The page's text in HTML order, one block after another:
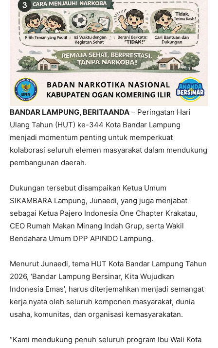
BANDAR LAMPUNG, BERITAANDA – Peringatan Hari
Ulang Tahun (HUT) ke-344 Kota Bandar Lampung
menjadi momentum penting untuk memperkuat
kolaborasi seluruh elemen masyarakat dalam mendukung
pembangunan daerah.
Dukungan tersebut disampaikan Ketua Umum
SIKAMBARA Lampung, Junaedi, yang juga menjabat
sebagai Ketua Pajero Indonesia One Chapter Krakatau,
CEO Rumah Makan Minang Indah Grup, serta Wakil
Bendahara Umum DPP APINDO Lampung.
Menurut Junaedi, tema HUT Kota Bandar Lampung Tahun
2026, ‘Bandar Lampung Bersinar, Kita Wujudkan
Indonesia Emas’, harus diterjemahkan menjadi semangat
kerja nyata oleh seluruh komponen masyarakat, dunia
usaha, komunitas, dan organisasi kemasyarakatan.
“Kami mendukung penuh seluruh program Ibu Wali Kota